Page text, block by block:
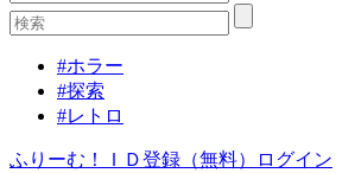
#ホラー
#探索
#レトロ
ふりーむ！ＩＤ登録（無料） ログイン